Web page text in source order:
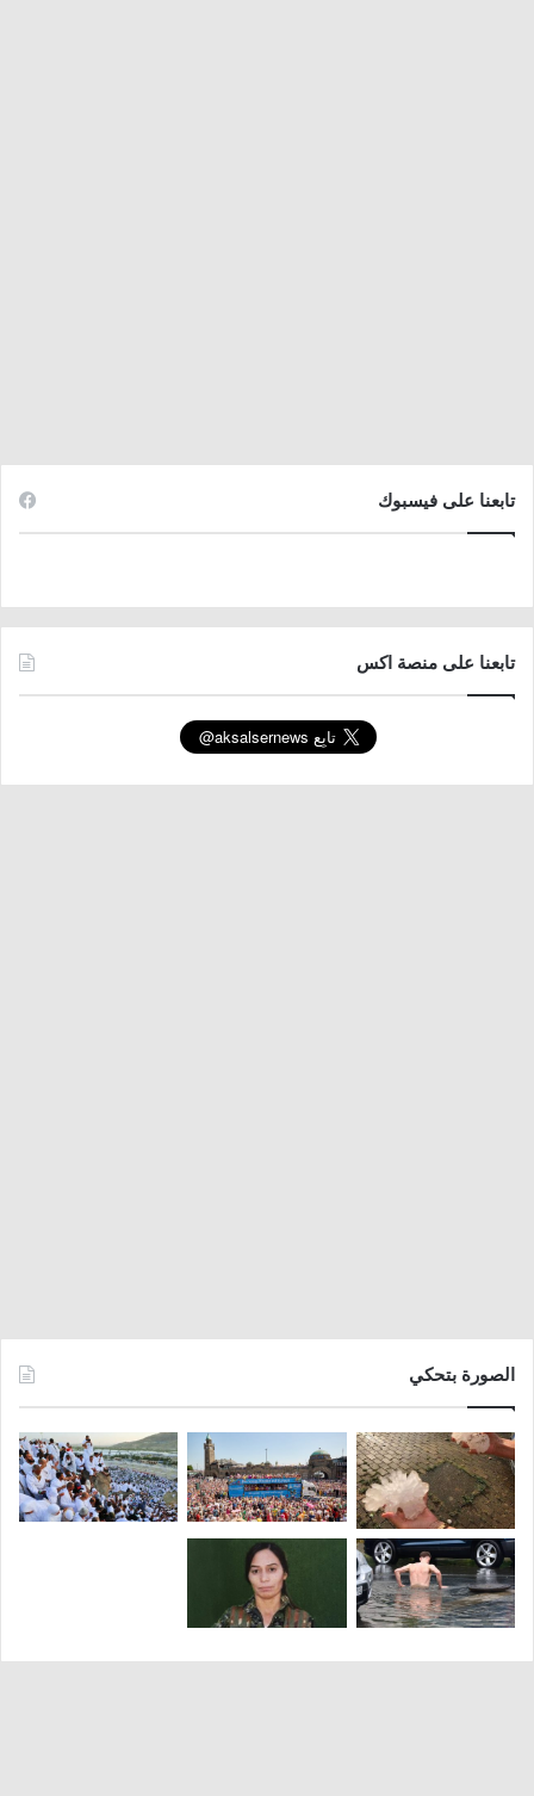
تابعنا على فيسبوك
تابعنا على منصة اكس
الصورة بتحكي